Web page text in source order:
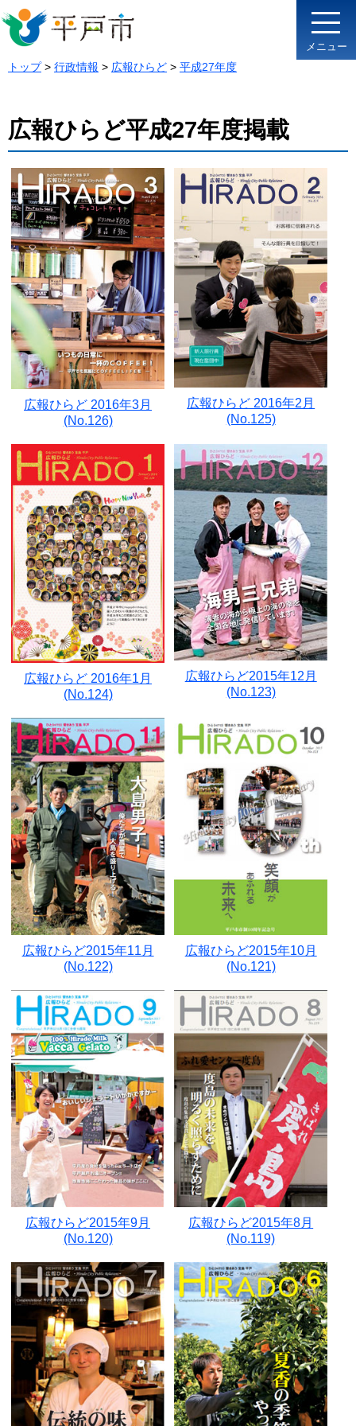
メニュー
トップ> 行政情報 > 広報ひらど > 平成27年度
広報ひらど平成27年度掲載
広報ひらど 2016年3月
(No.126)
広報ひらど 2016年2月
(No.125)
広報ひらど 2016年1月
(No.124)
広報ひらど2015年12月
(No.123)
広報ひらど2015年11月
(No.122)
広報ひらど2015年10月
(No.121)
広報ひらど2015年9月
(No.120)
広報ひらど2015年8月
(No.119)